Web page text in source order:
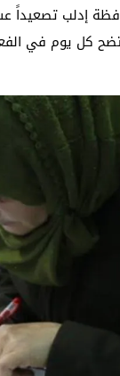
إدلب تصعيداً
كل يوم في